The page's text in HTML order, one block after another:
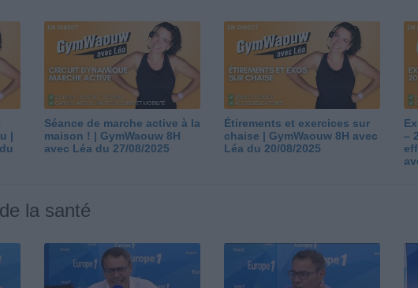
|
Séance de marche active à la
maison ! | GymWaouw 8H
avec Léa du 27/08/2025
Étirements et exercices sur
chaise | GymWaouw 8H avec
Léa du 20/08/2025
–
la santé